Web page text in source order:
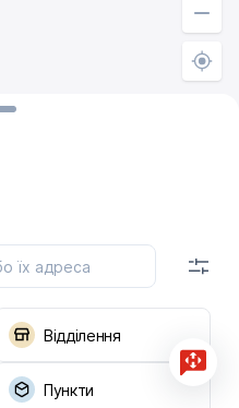
Відділення
Пункти